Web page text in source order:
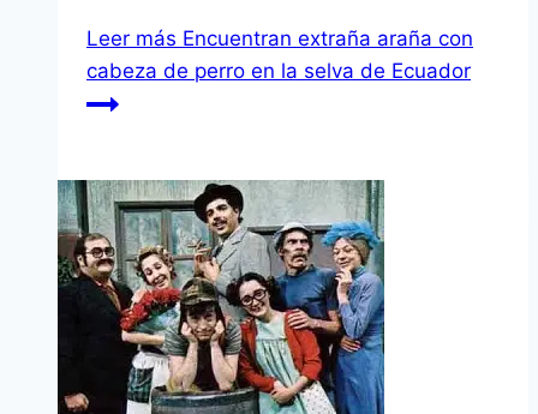
Leer más Encuentran extraña araña con
cabeza de perro en la selva de Ecuador